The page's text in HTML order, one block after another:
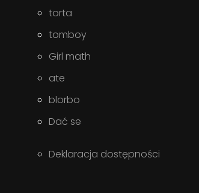
torta
tomboy
Girl math
ate
blorbo
Dać se
Deklaracja dostępności